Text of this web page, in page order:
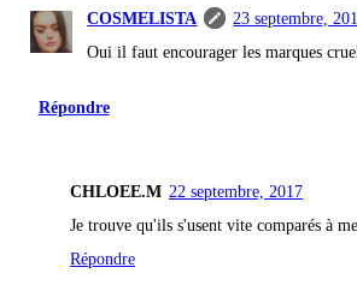
COSMELISTA
23 septembre,
Oui il faut encourager les marques
Répondre
CHLOEE.M 22 septembre, 2017
Je trouve qu'ils s'usent vite comparés à
Répondre